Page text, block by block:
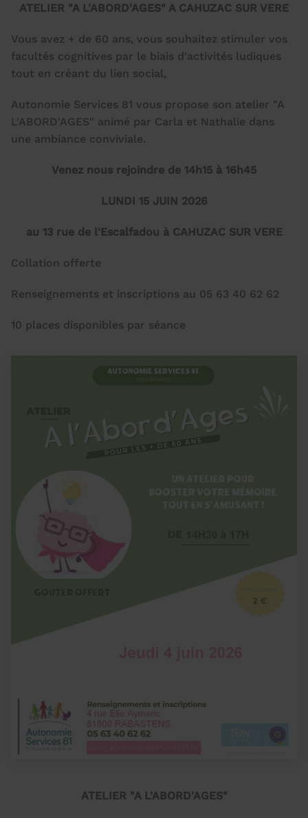
ATELIER "A L'ABORD'AGES" A CAHUZAC SUR VERE
Vous avez + de 60 ans, vous souhaitez stimuler vos
facultés cognitives par le biais d'activités ludiques
tout en créant du lien social,
Autonomie Services 81 vous propose son atelier "A
L'ABORD'AGES" animé par Carla et Nathalie dans
une ambiance conviviale.
Venez nous rejoindre de 14h15 à 16h45
LUNDI 15 JUIN 2026
au 13 rue de l'Escalfadou à CAHUZAC SUR VERE
Collation offerte
Renseignements et inscriptions au 05 63 40 62 62
10 places disponibles par séance
ATELIER "A L'ABORD'AGES"